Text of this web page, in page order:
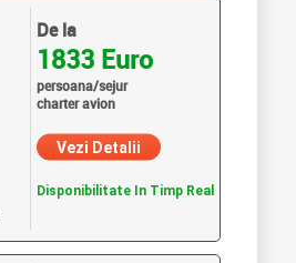
De la
1833 Euro
persoana/sejur
charter avion
Vezi Detalii
Disponibilitate In Timp Real